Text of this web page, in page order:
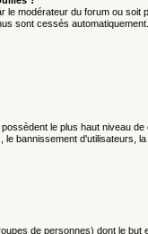
le modérateur du forum ou
sont cessés
le plus haut niveau
bannissement d'utilisateurs,
de personnes) dont le